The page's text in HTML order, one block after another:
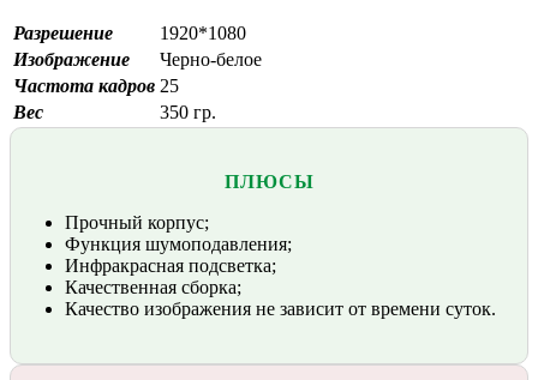
Разрешение
1920*1080
Изображение
Черно-белое
Частота кадров 25
Вес
350 гр.
ПЛЮСЫ
Прочный корпус;
Функция шумоподавления;
Инфракрасная подсветка;
Качественная сборка;
Качество изображения не зависит от времени суток.